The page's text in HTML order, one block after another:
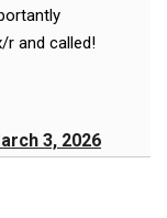
r and called!
3, 2026